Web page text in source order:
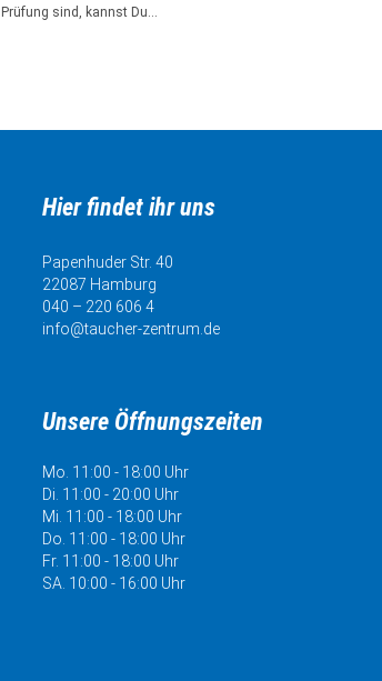
Prüfung sind, kannst Du…
Hier findet ihr uns
Papenhuder Str. 40
22087 Hamburg
040 – 220 606 4
info@taucher-zentrum.de
Unsere Öffnungszeiten
Mo. 11:00 - 18:00 Uhr
Di. 11:00 - 20:00 Uhr
Mi. 11:00 - 18:00 Uhr
Do. 11:00 - 18:00 Uhr
Fr. 11:00 - 18:00 Uhr
SA. 10:00 - 16:00 Uhr